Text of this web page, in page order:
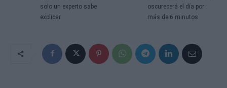
solo un experto sabe
explicar
oscurecerá el día por
más de 6 minutos